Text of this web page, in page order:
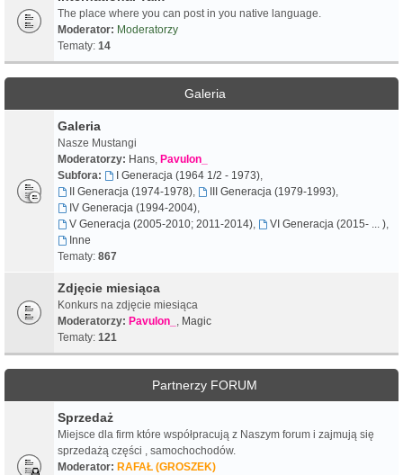
The place where you can post in you native language.
Moderator: Moderatorzy
Tematy: 14
Galeria
Galeria
Nasze Mustangi
Moderatorzy: Hans, Pavulon_
Subfora:
I Generacja (1964 1/2 - 1973),
II Generacja (1974-1978), III Generacja (1979-1993),
IV Generacja (1994-2004),
V Generacja (2005-2010; 2011-2014), VI Generacja (2015- ... ),
Inne
Tematy: 867
Zdjęcie miesiąca
Konkurs na zdjęcie miesiąca
Moderatorzy: Pavulon_ , Magic
Tematy: 121
Partnerzy FORUM
Sprzedaż
Miejsce dla firm które współpracują z Naszym forum i zajmują się
sprzedażą części , samochochodów.
Moderator: RAFAŁ (GROSZEK)